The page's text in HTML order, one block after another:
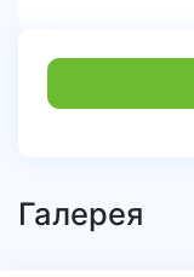
Галерея